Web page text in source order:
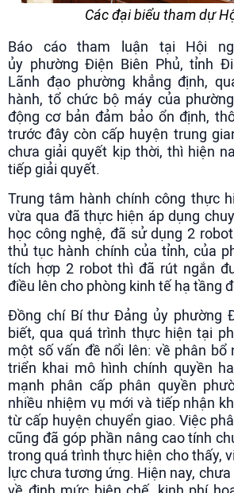
Các đại biểu tham dự
Báo cáo tham luận tại Hội
ủy phường Điện Biên Phủ, tỉnh
Lãnh đạo phường khẳng định,
hành, tổ chức bộ máy của
động cơ bản đảm bảo ổn định,
trước đây còn cấp huyện trung
chưa giải quyết kịp thời, thì hiện
tiếp giải quyết.
Trung tâm hành chính công thực
vừa qua đã thực hiện áp dụng
học công nghệ, đã sử dụng 2
thủ tục hành chính của tỉnh, của
tích hợp 2 robot thì đã rút ngắn
điều lên cho phòng kinh tế hạ tầng
Đồng chí Bí thư Đảng ủy phường
biết, qua quá trình thực hiện tại
một số vấn đề nổi lên: về phân bổ
triển khai mô hình chính quyền
mạnh phân cấp phân quyền
nhiều nhiệm vụ mới và tiếp nhận
từ cấp huyện chuyển giao. Việc
cũng đã góp phần nâng cao tính
trong quá trình thực hiện cho thấy,
lực chưa tương ứng. Hiện nay,